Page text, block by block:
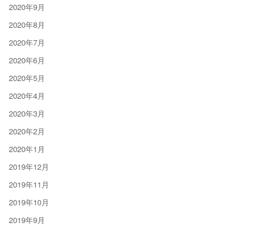
2020年9月
2020年8月
2020年7月
2020年6月
2020年5月
2020年4月
2020年3月
2020年2月
2020年1月
2019年12月
2019年11月
2019年10月
2019年9月